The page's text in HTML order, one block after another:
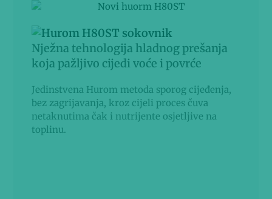
Nježna tehnologija hladnog prešanja
koja pažljivo cijedi voće i povrće
Jedinstvena Hurom metoda sporog cijeđenja,
bez zagrijavanja, kroz cijeli proces čuva
netaknutima čak i nutrijente osjetljive na
toplinu.